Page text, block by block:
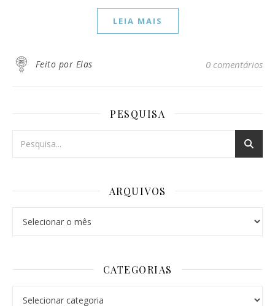
LEIA MAIS
Feito por Elas 0 comentários
PESQUISA
ARQUIVOS
CATEGORIAS